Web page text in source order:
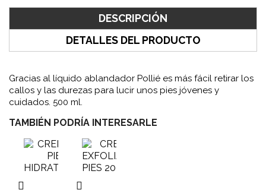
DESCRIPCIÓN
DETALLES DEL PRODUCTO
Gracias al líquido ablandador Pollié es más fácil retirar los
callos y las durezas para lucir unos pies jóvenes y
cuidados. 500 ml.
TAMBIÉN PODRÍA INTERESARLE
 